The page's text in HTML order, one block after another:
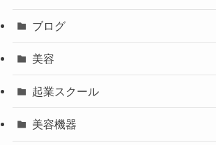
ブログ
美容
起業スクール
美容機器